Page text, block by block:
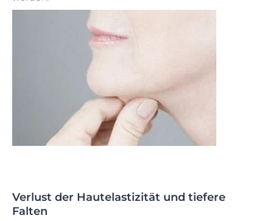
Verlust der Hautelastizität und tiefere
Falten